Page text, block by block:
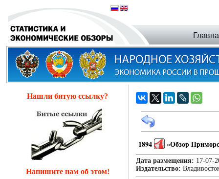
Нашли битую ссылку?
Напишите нам об этом!
1894 «Обзор
Дата размещения: 17-
Издательство: